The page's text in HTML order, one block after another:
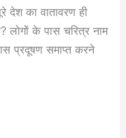
देश का वातावरण ही
लोगों के पास चरित्र नाम
प्रदूषण समाप्त करने